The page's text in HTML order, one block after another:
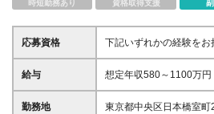
時短勤務あり
資格取得支援
応募資格
下記いずれかの経験を
理、人事、IT、M&A、
または製造業（自動車
グファームでの実務経験
給与
想定年収580～1100万円 月額（基本給）：299,080円
～ 固定残業手当/月：
時間0分/月） 超過した時
勤務地
東京都中央区日本橋室